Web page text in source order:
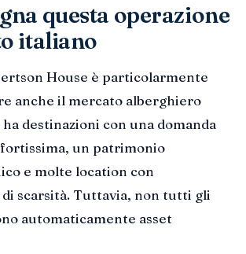
questa operazione
italiano
House è particolarmente
anche il mercato alberghiero
destinazioni con una domanda
un patrimonio
e molte location con
scarsità. Tuttavia, non tutti gli
automaticamente asset